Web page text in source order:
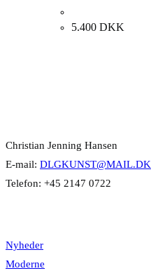
5.400 DKK
Christian Jenning Hansen
E-mail: DLGKUNST@MAIL.DK
Telefon: +45 2147 0722
Nyheder
Moderne